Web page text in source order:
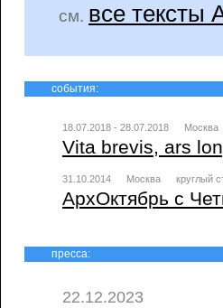
см. все тексты
события:
18.07.2018 - 28.07.2018 Москва
Vita brevis, ars
31.10.2014 Москва круглый
АрхОктябрь с
пресса:
22.12.2023